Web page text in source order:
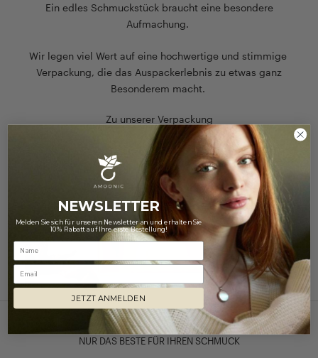
Ein edles Schmuckstück braucht eine besondere
Aufmachung.
Wir legen viel Wert auf eine hochwertige und stimmige
Verpackung, die das Auspackerlebnis zu etwas ganz
Besonderem macht.
Zu unserer Verpackung
NUR DAS BESTE FÜR IHREN SCHMUCK
NEWSLETTER
Melden Sie sich für unseren Newsletter an und erhalten Sie
10% Rabatt auf Ihre erste Bestellung!
Email
JETZT ANMELDEN